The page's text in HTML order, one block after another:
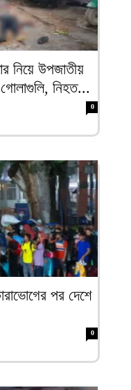
নিয়ে উপজাতীয়
গোলাগুলি, নিহত...
0
পর দেশে
0